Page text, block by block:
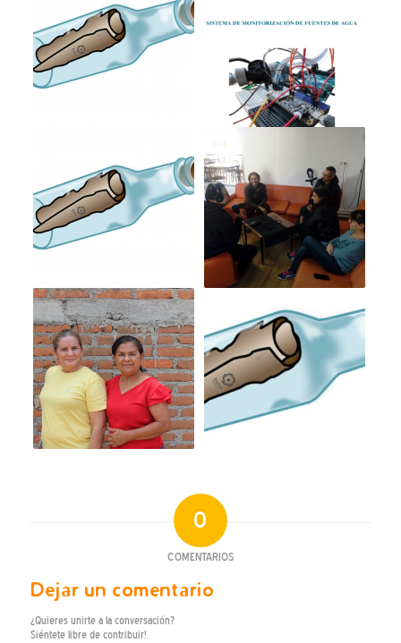
0
COMENTARIOS
Dejar un comentario
¿Quieres unirte a la conversación?
Siéntete libre de contribuir!